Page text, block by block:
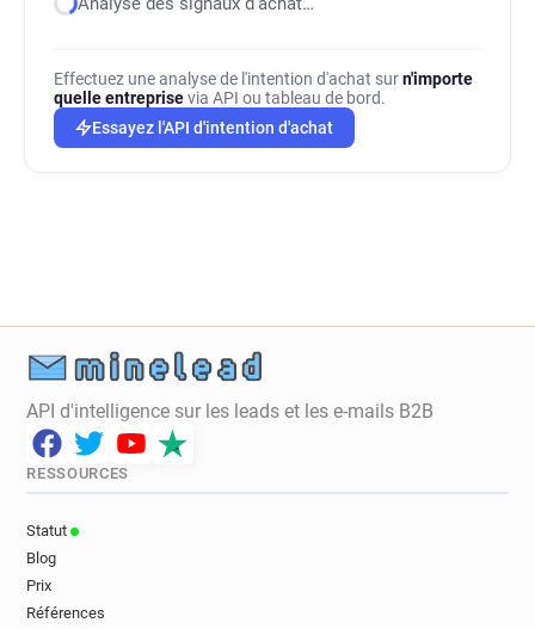
Effectuez une analyse de l'intention d'achat surn'importe
quelle entreprisevia API ou tableau de bord.
Essayez l'API d'intention d'achat
API d'intelligence sur les leads et les e-mails B2B
RESSOURCES
Statut
Blog
Prix
Références